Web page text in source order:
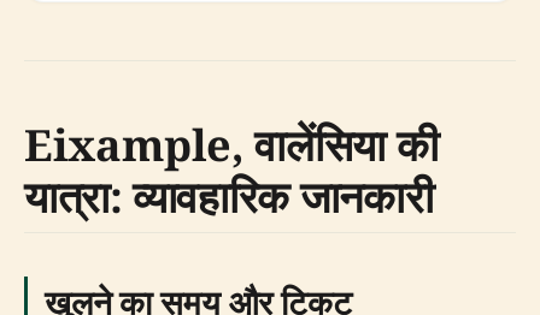
Eixample, वालेंसिया की
यात्रा: व्यावहारिक जानकारी
खुलने का समय और टिकट